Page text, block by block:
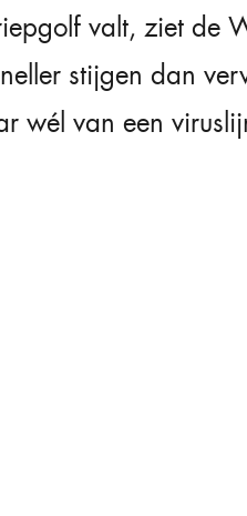
valt, ziet de
stijgen dan
wél van een